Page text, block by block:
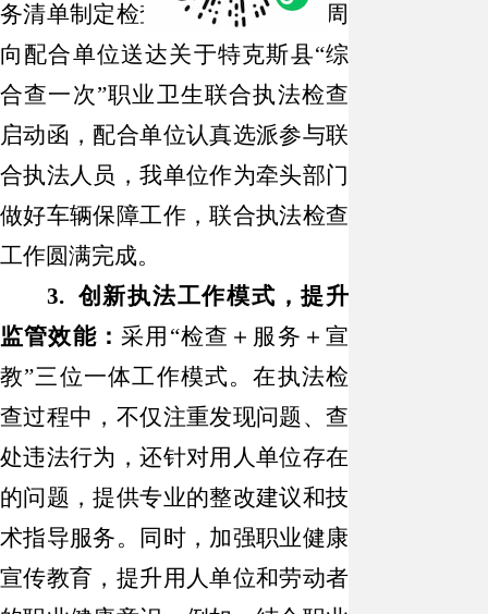
务清单制定检查计划，并提前一周
向配合单位送达关于特克斯县“综
合查一次”职业卫生联合执法检查
启动函，配合单位认真选派参与联
合执法人员，我单位作为牵头部门
做好车辆保障工作，联合执法检查
工作圆满完成。
3. 创新执法工作模式，提升
监管效能： 采用 “检查＋服务＋宣
教”三位一体工作模式。在执法检
查过程中，不仅注重发现问题、查
处违法行为，还针对用人单位存在
的问题，提供专业的整改建议和技
术指导服务。同时，加强职业健康
宣传教育，提升用人单位和劳动者